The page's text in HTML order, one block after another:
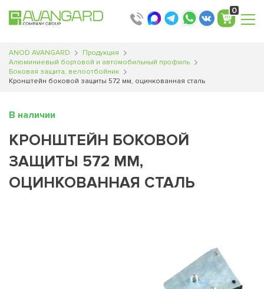
0
ANOD AVANGARD
Продукция
Алюминиевый бортовой и автомобильный профиль
Боковая защита, велоотбойник
Кронштейн боковой защиты 572 мм, оцинкованная сталь
В наличии
КРОНШТЕЙН БОКОВОЙ
ЗАЩИТЫ 572 ММ,
ОЦИНКОВАННАЯ СТАЛЬ